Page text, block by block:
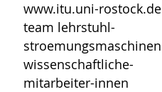
www.itu.uni-rostock.de
team lehrstuhl-
stroemungsmaschinen
wissenschaftliche-
mitarbeiter-innen